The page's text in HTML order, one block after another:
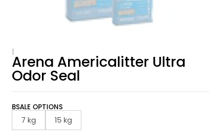
Arena Americalitter Ultra
Odor Seal
BSALE OPTIONS
7 kg 15 kg